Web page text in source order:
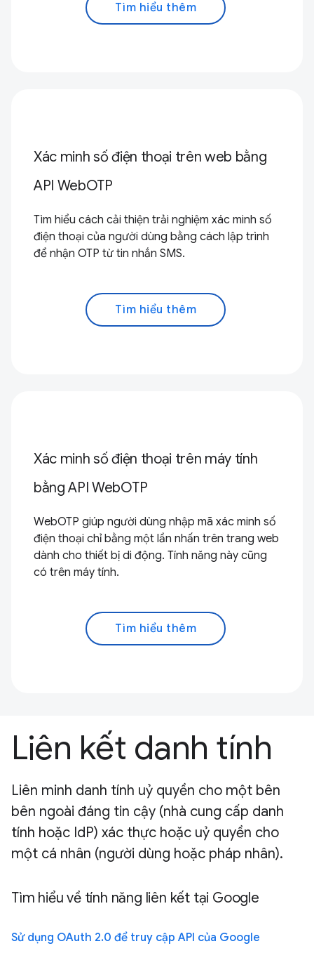
Tìm hiểu thêm
Xác minh số điện thoại trên web bằng
API WebOTP
Tìm hiểu cách cải thiện trải nghiệm xác minh số
điện thoại của người dùng bằng cách lập trình
để nhận OTP từ tin nhắn SMS.
Tìm hiểu thêm
Xác minh số điện thoại trên máy tính
bằng API WebOTP
WebOTP giúp người dùng nhập mã xác minh số
điện thoại chỉ bằng một lần nhấn trên trang web
dành cho thiết bị di động. Tính năng này cũng
có trên máy tính.
Tìm hiểu thêm
Liên kết danh tính
Liên minh danh tính uỷ quyền cho một bên
bên ngoài đáng tin cậy (nhà cung cấp danh
tính hoặc IdP) xác thực hoặc uỷ quyền cho
một cá nhân (người dùng hoặc pháp nhân).
Tìm hiểu về tính năng liên kết tại Google
Sử dụng OAuth 2.0 để truy cập API của Google